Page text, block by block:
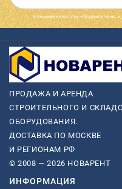
Нажимая на кнопку «Подписаться»,
ПРОДАЖА И АРЕНДА
СТРОИТЕЛЬНОГО И
ОБОРУДОВАНИЯ.
ДОСТАВКА ПО МОСКВЕ
И РЕГИОНАМ РФ
© 2008 — 2026 НОВАРЕНТ
ИНФОРМАЦИЯ